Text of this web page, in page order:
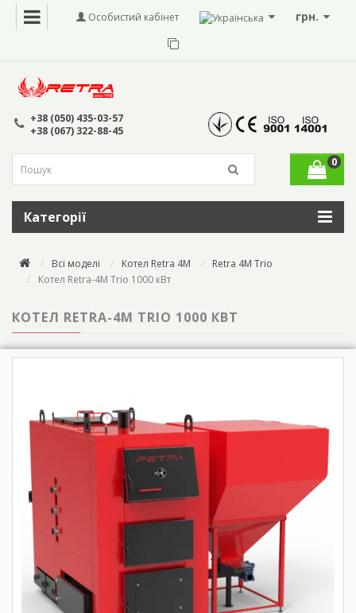
грн.
Особистий кабінет
+38 (050) 435-03-57
+38 (067) 322-88-45
0
Категорії
Всі моделі Котел Retra 4M
Retra 4M Trio
Котел Retra-4М Trio 1000 кВт
КОТЕЛ RETRA-4М TRIO 1000 КВТ